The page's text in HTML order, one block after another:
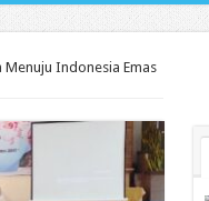
Indonesia Emas